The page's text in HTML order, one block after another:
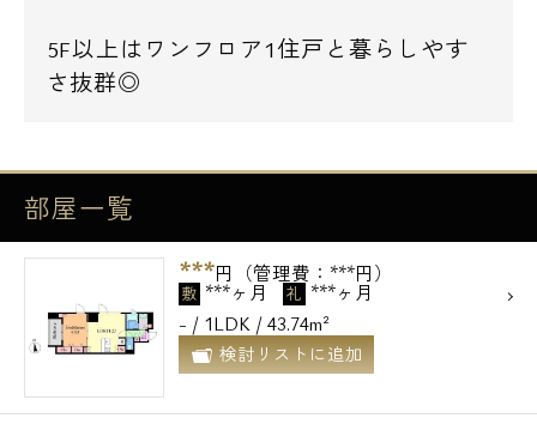
5F以上はワンフロア1住戸と暮らしやす
さ抜群◎
部屋一覧
***円（管理費：***円）
敷 ***ヶ月 礼 ***ヶ月
- / 1LDK / 43.74m²
検討リストに追加